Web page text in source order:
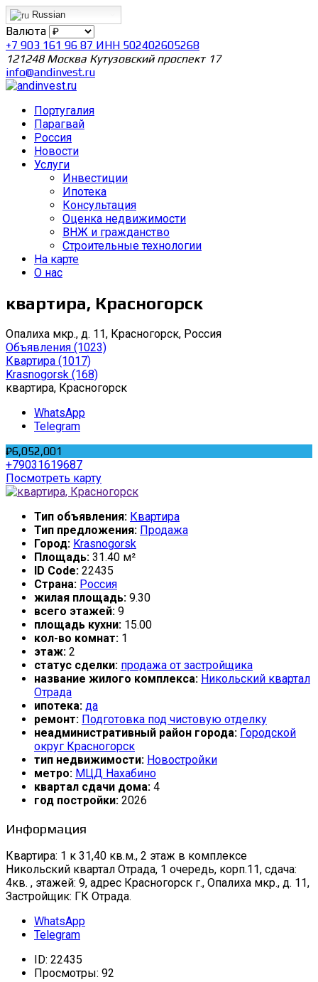
Russian
Валюта
+7 903 161 96 87 ИНН 502402605268
121248 Москва Кутузовский проспект 17
info@andinvest.ru
Португалия
Парагвай
Россия
Новости
Услуги
Инвестиции
Ипотека
Консультация
Оценка недвижимости
ВНЖ и гражданство
Строительные технологии
На карте
О нас
квартира, Красногорск
Опалиха мкр., д. 11, Красногорск, Россия
Объявления (1023)
Квартира (1017)
Krasnogorsk (168)
квартира, Красногорск
WhatsApp
Telegram
₽6,052,001
+79031619687
Посмотреть карту
Тип объявления: Квартира
Тип предложения: Продажа
Город: Krasnogorsk
Площадь: 31.40 м²
ID Code: 22435
Страна: Россия
жилая площадь: 9.30
всего этажей: 9
площадь кухни: 15.00
кол-во комнат: 1
этаж: 2
статус сделки: продажа от застройщика
название жилого комплекса: Никольский квартал
Отрада
ипотека: да
ремонт: Подготовка под чистовую отделку
неадминистративный район города: Городской
округ Красногорск
тип недвижимости: Новостройки
метро: МЦД Нахабино
квартал сдачи дома: 4
год постройки: 2026
Информация
Квартира: 1 к 31,40 кв.м., 2 этаж в комплексе
Никольский квартал Отрада, 1 очередь, корп.11, сдача:
4кв. , этажей: 9, адрес Красногорск г., Опалиха мкр., д. 11,
Застройщик: ГК Отрада.
WhatsApp
Telegram
ID: 22435
Просмотры: 92